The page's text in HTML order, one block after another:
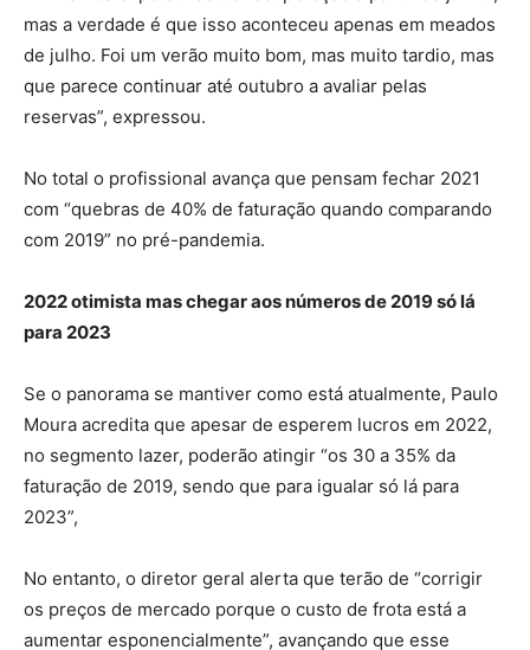
mas a verdade é que isso aconteceu apenas em meados
de julho. Foi um verão muito bom, mas muito tardio, mas
que parece continuar até outubro a avaliar pelas
reservas”, expressou.
No total o profissional avança que pensam fechar 2021
com “quebras de 40% de faturação quando comparando
com 2019” no pré-pandemia.
2022 otimista mas chegar aos números de 2019 só lá
para 2023
Se o panorama se mantiver como está atualmente, Paulo
Moura acredita que apesar de esperem lucros em 2022,
no segmento lazer, poderão atingir “os 30 a 35% da
faturação de 2019, sendo que para igualar só lá para
2023”,
No entanto, o diretor geral alerta que terão de “corrigir
os preços de mercado porque o custo de frota está a
aumentar esponencialmente”, avançando que esse